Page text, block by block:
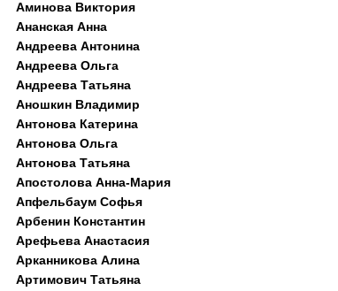
Аминова Виктория
Ананская Анна
Андреева Антонина
Андреева Ольга
Андреева Татьяна
Аношкин Владимир
Антонова Катерина
Антонова Ольга
Антонова Татьяна
Апостолова Анна-Мария
Апфельбаум Софья
Арбенин Константин
Арефьева Анастасия
Арканникова Алина
Артимович Татьяна